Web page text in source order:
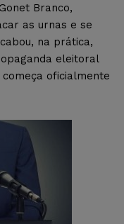
Branco,
as urnas e se
na prática,
eleitoral
oficialmente